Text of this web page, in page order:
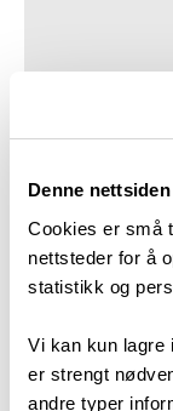
Denne
Cookies er små
nettsteder for å
statistikk og
Vi kan kun lagre
er strengt
andre typer